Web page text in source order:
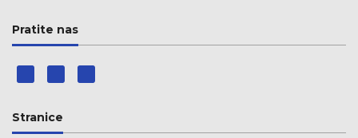
Pratite nas
Stranice